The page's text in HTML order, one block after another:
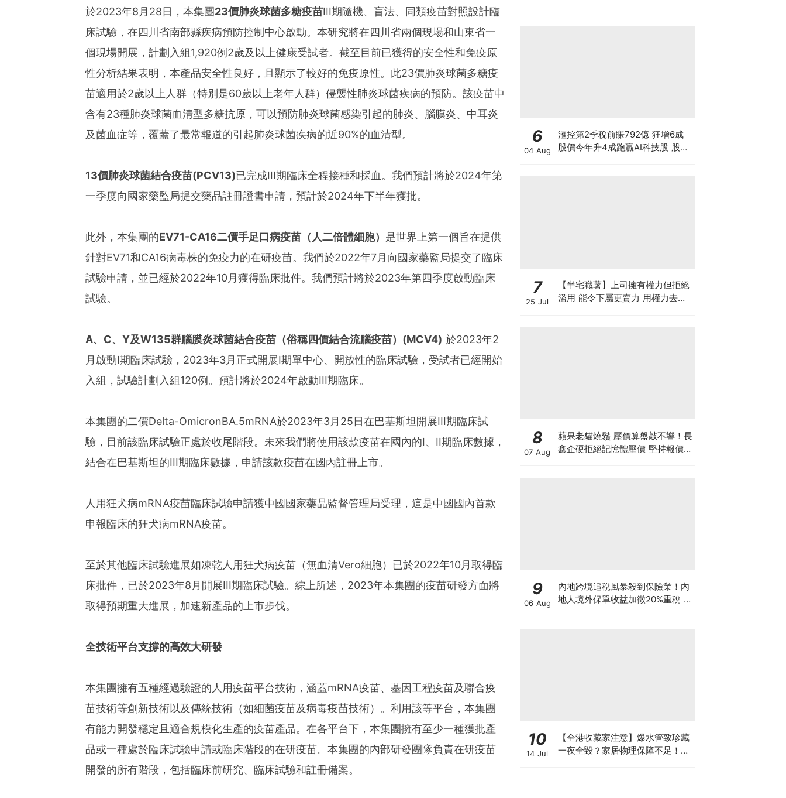
於2023年8月28日，本集團23價肺炎球菌多糖疫苗III期隨機、盲法、同類疫苗對照設計臨
床試驗，在四川省南部縣疾病預防控制中心啟動。本研究將在四川省兩個現場和山東省一
個現場開展，計劃入組1,920例2歲及以上健康受試者。截至目前已獲得的安全性和免疫原
性分析結果表明，本產品安全性良好，且顯示了較好的免疫原性。此23價肺炎球菌多糖疫
苗適用於2歲以上人群（特別是60歲以上老年人群）侵襲性肺炎球菌疾病的預防。該疫苗中
含有23種肺炎球菌血清型多糖抗原，可以預防肺炎球菌感染引起的肺炎、腦膜炎、中耳炎
及菌血症等，覆蓋了最常報道的引起肺炎球菌疾病的近90%的血清型。
13價肺炎球菌結合疫苗(PCV13)已完成III期臨床全程接種和採血。我們預計將於2024年第
一季度向國家藥監局提交藥品註冊證書申請，預計於2024年下半年獲批。
此外，本集團的EV71-CA16二價手足口病疫苗（人二倍體細胞） 是世界上第一個旨在提供
針對EV71和CA16病毒株的免疫力的在研疫苗。我們於2022年7月向國家藥監局提交了臨床
試驗申請，並已經於2022年10月獲得臨床批件。我們預計將於2023年第四季度啟動臨床
試驗。
A、 C、 Y及W135群腦膜炎球菌結合疫苗（俗稱四價結合流腦疫苗） (MCV4) 於2023年2
月啟動I期臨床試驗，2023年3月正式開展I期單中心、開放性的臨床試驗，受試者已經開始
入組，試驗計劃入組120例。預計將於2024年啟動III期臨床。
本集團的二價Delta-OmicronBA.5mRNA於2023年3月25日在巴基斯坦開展III期臨床試
驗，目前該臨床試驗正處於收尾階段。未來我們將使用該款疫苗在國內的I、II期臨床數據，
結合在巴基斯坦的III期臨床數據，申請該款疫苗在國內註冊上市。
人用狂犬病mRNA疫苗臨床試驗申請獲中國國家藥品監督管理局受理，這是中國國內首款
申報臨床的狂犬病mRNA疫苗。
至於其他臨床試驗進展如凍乾人用狂犬病疫苗（無血清Vero細胞）已於2022年10月取得臨
床批件，已於2023年8月開展III期臨床試驗。綜上所述，2023年本集團的疫苗研發方面將
取得預期重大進展，加速新產品的上市步伐。
全技術平台支撐的高效大研發
本集團擁有五種經過驗證的人用疫苗平台技術，涵蓋mRNA疫苗、基因工程疫苗及聯合疫
苗技術等創新技術以及傳統技術（如細菌疫苗及病毒疫苗技術）。利用該等平台，本集團
有能力開發穩定且適合規模化生產的疫苗產品。在各平台下，本集團擁有至少一種獲批產
品或一種處於臨床試驗申請或臨床階段的在研疫苗。本集團的內部研發團隊負責在研疫苗
開發的所有階段，包括臨床前研究、臨床試驗和註冊備案。
6
04 Aug
滙控第2季稅前賺792億 狂增6成
股價今年升4成跑贏AI科技股 股價
7
25 Jul
【半宅職薯】上司擁有權力但拒絕
濫用 能令下屬更賣力 用權力去迫
8
07 Aug
蘋果老貓燒鬚 壓價算盤敲不響！長
鑫企硬拒絕記憶體壓價 堅持報價不
9
06 Aug
內地跨境追稅風暴殺到保險業！內
地人境外保單收益加徵20%重稅 保
10
14 Jul
【全港收藏家注意】爆水管致珍藏
一夜全毀？家居物理保障不足！如